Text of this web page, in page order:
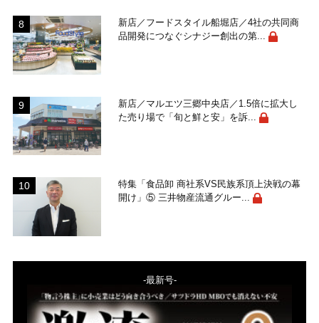
新店／フードスタイル船堀店／4社の共同商
品開発につなぐシナジー創出の第...
新店／マルエツ三郷中央店／1.5倍に拡大し
た売り場で「旬と鮮と安」を訴...
特集「食品卸 商社系VS民族系頂上決戦の幕
開け」⑤ 三井物産流通グルー...
-最新号-